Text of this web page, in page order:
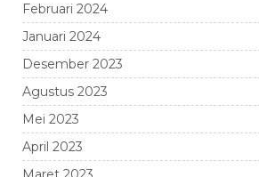
Februari 2024
Januari 2024
Desember 2023
Agustus 2023
Mei 2023
April 2023